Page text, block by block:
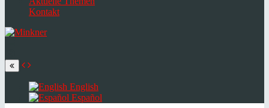
Kontakt
language
English
Español